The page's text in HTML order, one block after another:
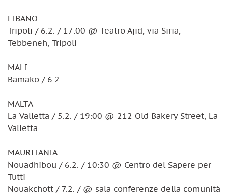
LIBANO
Tripoli / 6.2. / 17:00 @ Teatro Ajid, via Siria,
Tebbeneh, Tripoli
MALI
Bamako / 6.2.
MALTA
La Valletta / 5.2. / 19:00 @ 212 Old Bakery Street, La
Valletta
MAURITANIA
Nouadhibou / 6.2. / 10:30 @ Centro del Sapere per
Tutti
Nouakchott / 7.2. / @ sala conferenze della comunità